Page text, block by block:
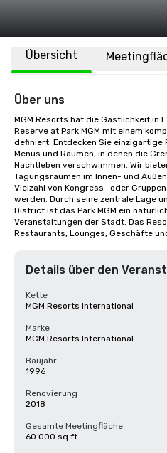
Übersicht
Über uns
MGM Resorts hat die Gastlichkeit in
Reserve at Park MGM mit einem
definiert. Entdecken Sie
Menüs und Räumen, in denen die
Nachtleben verschwimmen. Wir
Tagungsräumen im Innen- und
Vielzahl von Kongress- oder
werden. Durch seine zentrale Lage
District ist das Park MGM ein
Veranstaltungen der Stadt. Das
Restaurants, Lounges, Geschäfte
Details über den
Kette
MGM Resorts International
Marke
MGM Resorts International
Baujahr
1996
Renovierung
2018
Gesamte Meetingfläche
60.000 sq ft